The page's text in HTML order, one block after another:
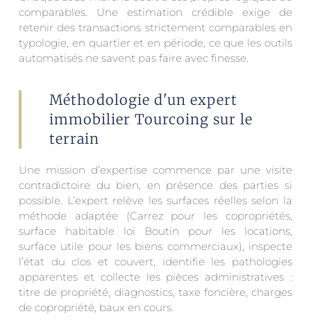
comparables. Une estimation crédible exige de
retenir des transactions strictement comparables en
typologie, en quartier et en période, ce que les outils
automatisés ne savent pas faire avec finesse.
Méthodologie d'un expert
immobilier Tourcoing sur le
terrain
Une mission d’expertise commence par une visite
contradictoire du bien, en présence des parties si
possible. L’expert relève les surfaces réelles selon la
méthode adaptée (Carrez pour les copropriétés,
surface habitable loi Boutin pour les locations,
surface utile pour les biens commerciaux), inspecte
l’état du clos et couvert, identifie les pathologies
apparentes et collecte les pièces administratives :
titre de propriété, diagnostics, taxe foncière, charges
de copropriété, baux en cours.